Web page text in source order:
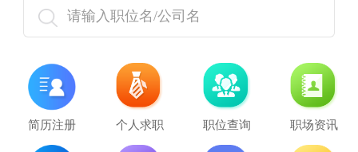
请输入职位名/公司名
简历注册 个人求职 职位查询 职场资讯